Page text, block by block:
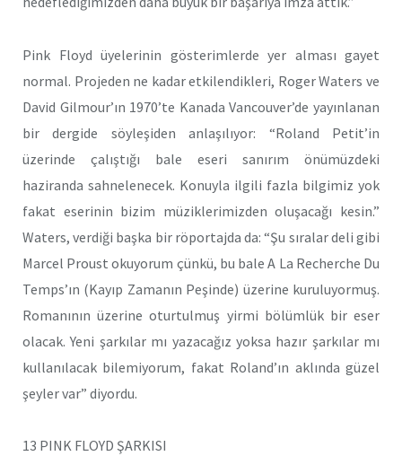
Pink Floyd üyelerinin gösterimlerde yer alması gayet
normal. Projeden ne kadar etkilendikleri, Roger Waters ve
David Gilmour’ın 1970’te Kanada Vancouver’de yayınlanan
bir dergide söyleşiden anlaşılıyor: “Roland Petit’in
üzerinde çalıştığı bale eseri sanırım önümüzdeki
haziranda sahnelenecek. Konuyla ilgili fazla bilgimiz yok
fakat eserinin bizim müziklerimizden oluşacağı kesin.”
Waters, verdiği başka bir röportajda da: “Şu sıralar deli gibi
Marcel Proust okuyorum çünkü, bu bale A La Recherche Du
Temps’ın (Kayıp Zamanın Peşinde) üzerine kuruluyormuş.
Romanının üzerine oturtulmuş yirmi bölümlük bir eser
olacak. Yeni şarkılar mı yazacağız yoksa hazır şarkılar mı
kullanılacak bilemiyorum, fakat Roland’ın aklında güzel
şeyler var” diyordu.
13 PINK FLOYD ŞARKISI